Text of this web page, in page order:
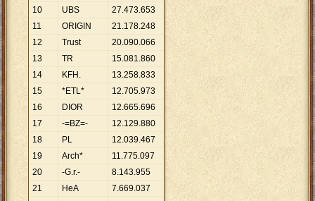
10
UBS 27.473.653
11
ORIGIN 21.178.248
12
Trust 20.090.066
13
TR 15.081.860
14
KFH. 13.258.833
15
*ETL* 12.705.973
16
DIOR 12.665.696
17
-=BZ=- 12.129.880
18
PL 12.039.467
19
Arch* 11.775.097
20
-G.r.- 8.143.955
21
HeA 7.669.037